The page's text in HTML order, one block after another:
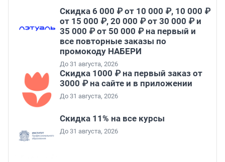
Скидка 6 000 ₽ от 10 000 ₽, 10 000 ₽
от 15 000 ₽, 20 000 ₽ от 30 000 ₽ и
35 000 ₽ от 50 000 ₽ на первый и
все повторные заказы по
промокоду НАБЕРИ
До 31 августа, 2026
Скидка 1000 ₽ на первый заказ от
3000 ₽ на сайте и в приложении
До 31 августа, 2026
Скидка 11% на все курсы
До 31 августа, 2026